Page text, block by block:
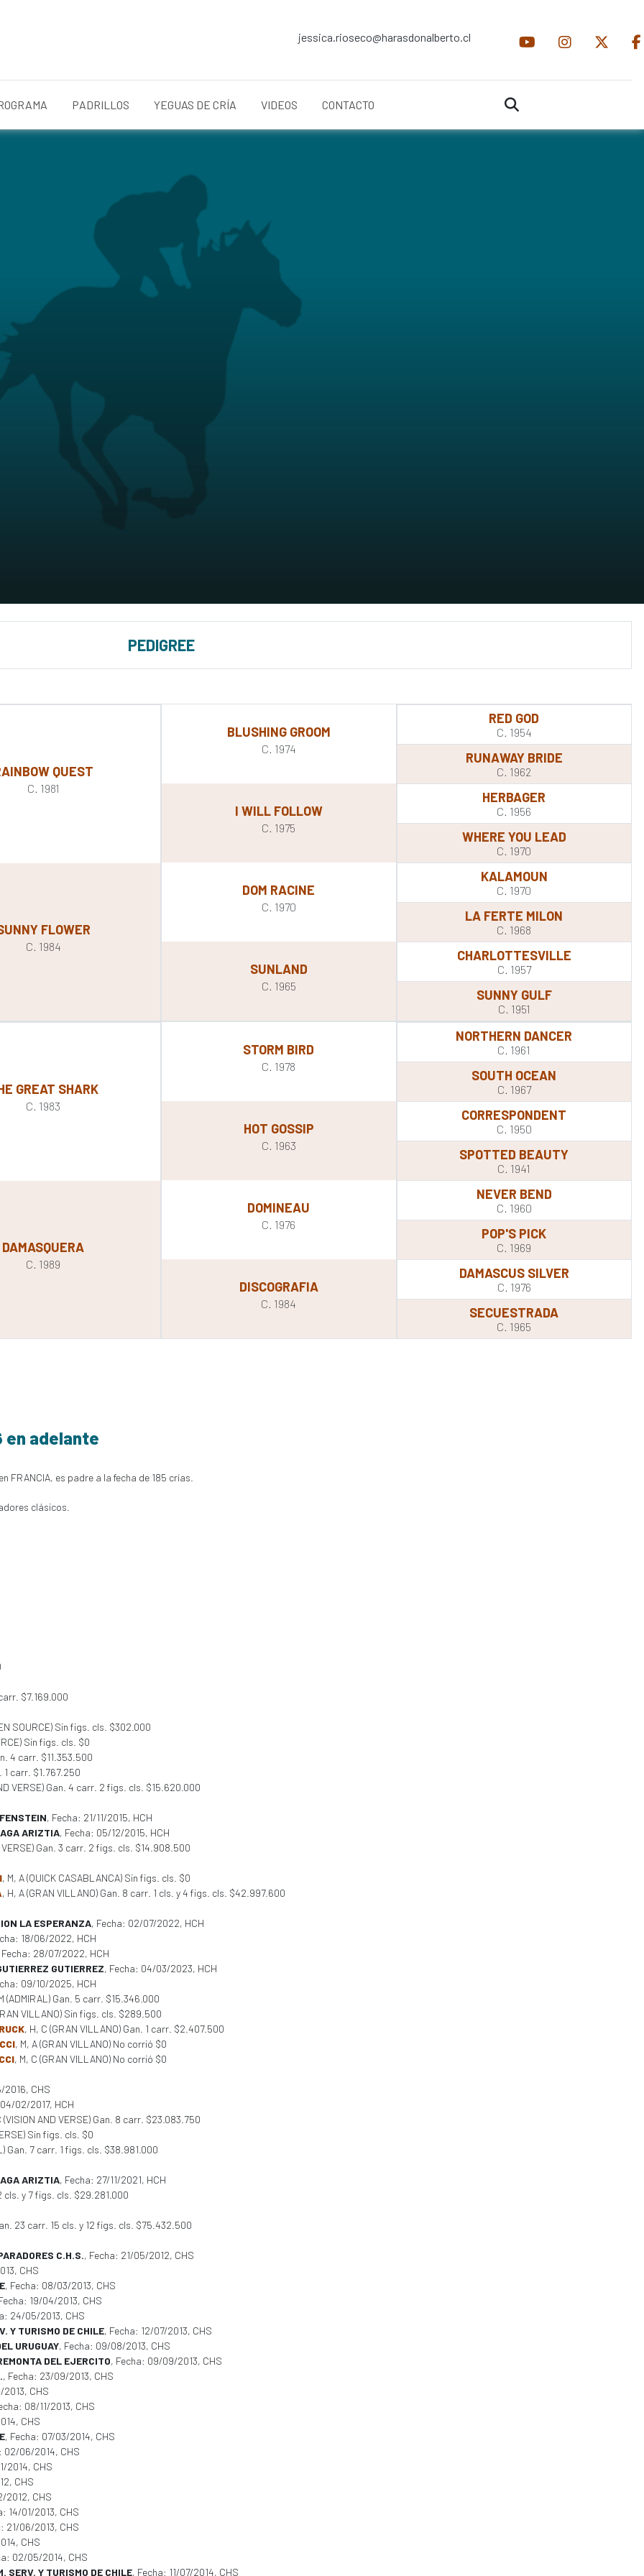
jessica.rioseco@harasdonalberto.cl
PADRILLOS YEGUAS DE CRÍA VIDEOS CONTACTO
PEDIGREE
QUEST
C. 1981
FLOWER
C. 1984
BLUSHING GROOM
C. 1974
I WILL FOLLOW
C. 1975
DOM RACINE
C. 1970
SUNLAND
C. 1965
RED GOD
C. 1954
RUNAWAY BRIDE
C. 1962
HERBAGER
C. 1956
WHERE YOU LEAD
C. 1970
KALAMOUN
C. 1970
LA FERTE MILON
C. 1968
CHARLOTTESVILLE
C. 1957
SUNNY GULF
C. 1951
GREAT SHARK
C. 1983
DAMASQUERA
C. 1989
STORM BIRD
C. 1978
HOT GOSSIP
C. 1963
DOMINEAU
C. 1976
DISCOGRAFIA
C. 1984
NORTHERN DANCER
C. 1961
SOUTH OCEAN
C. 1967
CORRESPONDENT
C. 1950
SPOTTED BEAUTY
C. 1941
NEVER BEND
C. 1960
POP'S PICK
C. 1969
DAMASCUS SILVER
C. 1976
SECUESTRADA
C. 1965
en adelante
FRANCIA, es padre a la fecha de 185 crías.
clásicos.
$7.169.000
SOURCE) Sin figs. cls. $302.000
Sin figs. cls. $0
4 carr. $11.353.500
1 carr. $1.767.250
VERSE) Gan. 4 carr. 2 figs. cls. $15.620.000
, Fecha: 21/11/2015, HCH
ARIZTIA, Fecha: 05/12/2015, HCH
VERSE) Gan. 3 carr. 2 figs. cls. $14.908.500
, M, A (QUICK CASABLANCA) Sin figs. cls. $0
, H, A (GRAN VILLANO) Gan. 8 carr. 1 cls. y 4 figs. cls. $42.997.600
LA ESPERANZA, Fecha: 02/07/2022, HCH
18/06/2022, HCH
28/07/2022, HCH
GUTIERREZ, Fecha: 04/03/2023, HCH
09/10/2025, HCH
(ADMIRAL) Gan. 5 carr. $15.346.000
VILLANO) Sin figs. cls. $289.500
, H, C (GRAN VILLANO) Gan. 1 carr. $2.407.500
, M, A (GRAN VILLANO) No corrió $0
, M, C (GRAN VILLANO) No corrió $0
2016, CHS
02/2017, HCH
(VISION AND VERSE) Gan. 8 carr. $23.083.750
Sin figs. cls. $0
Gan. 7 carr. 1 figs. cls. $38.981.000
ARIZTIA, Fecha: 27/11/2021, HCH
cls. y 7 figs. cls. $29.281.000
23 carr. 15 cls. y 12 figs. cls. $75.432.500
C.H.S., Fecha: 21/05/2012, CHS
CHS
, Fecha: 08/03/2013, CHS
19/04/2013, CHS
24/05/2013, CHS
Y TURISMO DE CHILE, Fecha: 12/07/2013, CHS
URUGUAY, Fecha: 09/08/2013, CHS
DEL EJERCITO, Fecha: 09/09/2013, CHS
, Fecha: 23/09/2013, CHS
2013, CHS
08/11/2013, CHS
CHS
, Fecha: 07/03/2014, CHS
02/06/2014, CHS
2014, CHS
CHS
2012, CHS
14/01/2013, CHS
21/06/2013, CHS
CHS
02/05/2014, CHS
SERV. Y TURISMO DE CHILE, Fecha: 11/07/2014, CHS